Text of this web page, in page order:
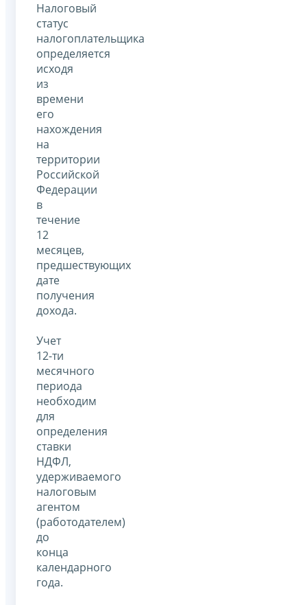
Налоговый
статус
налогоплательщика
определяется
исходя
из
времени
его
нахождения
на
территории
Российской
Федерации
в
течение
12
месяцев,
предшествующих
дате
получения
дохода.
Учет
12-ти
месячного
периода
необходим
для
определения
ставки
НДФЛ,
удерживаемого
налоговым
агентом
(работодателем)
до
конца
календарного
года.